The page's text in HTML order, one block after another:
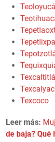
Tepetlixpa
Texcoco
Leer más:
de baja? Qué